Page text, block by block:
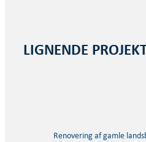
LIGNENDE
Renovering af gamle